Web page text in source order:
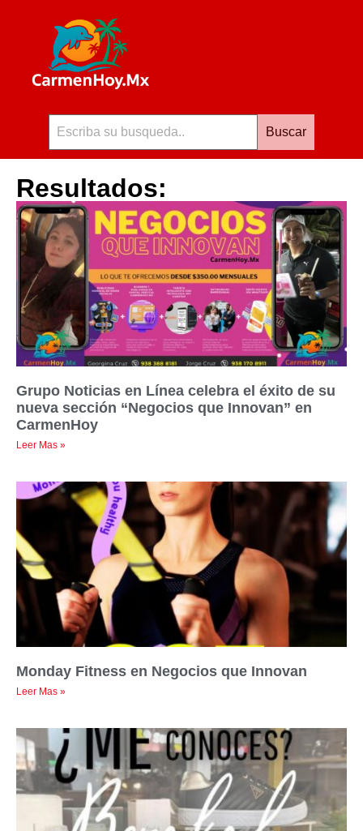
Buscar
Resultados:
Grupo Noticias en Línea celebra el éxito de su
nueva sección “Negocios que Innovan” en
CarmenHoy
Leer Mas »
Monday Fitness en Negocios que Innovan
Leer Mas »